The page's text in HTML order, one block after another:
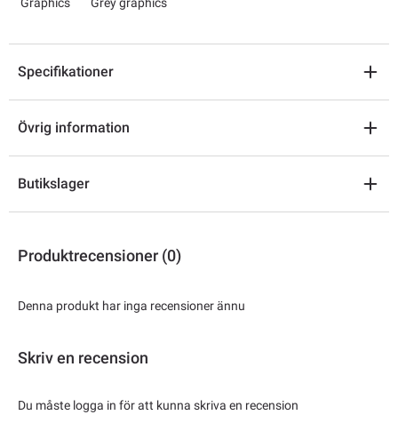
Specifikationer
Övrig information
Butikslager
Produktrecensioner (0)
Denna produkt har inga recensioner ännu
Skriv en recension
Du måste logga in för att kunna skriva en recension